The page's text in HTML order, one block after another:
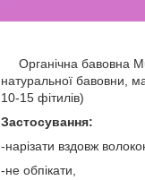
Органічна бавовна
натуральної бавовни,
10-15 фітилів)
Застосування:
-нарізати вздовж
-не обпікати,